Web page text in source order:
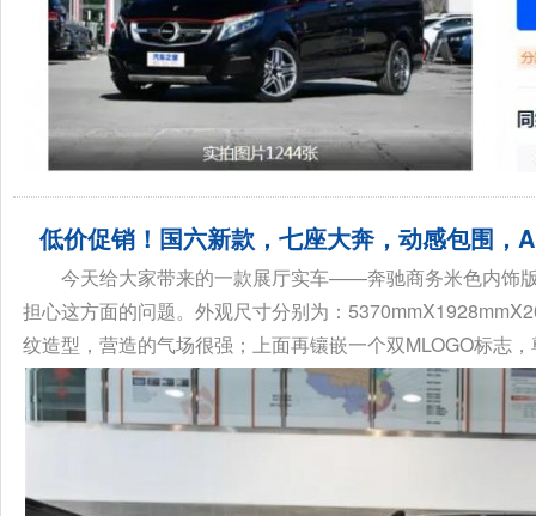
低价促销！国六新款，七座大奔，动感包围，
今天给大家带来的一款展厅实车——奔驰商务米色内饰
担心这方面的问题。外观尺寸分别为：
纹造型，营造的气场很强；上面再镶嵌一个双MLOGO标志